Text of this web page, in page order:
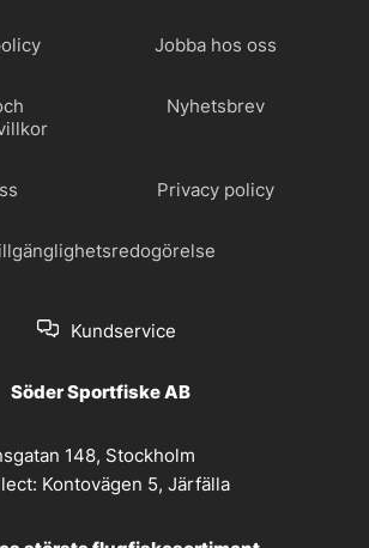
Jobba hos oss
Nyhetsbrev
Privacy policy
Kundservice
Söder Sportfiske AB
148, Stockholm
Kontovägen 5, Järfälla